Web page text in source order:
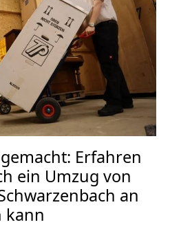
Erfahren
ein Umzug von
an
kann